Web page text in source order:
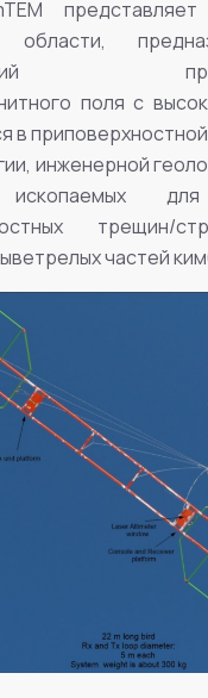
области,
поля с
в
инженерной
для
трещин/
частей